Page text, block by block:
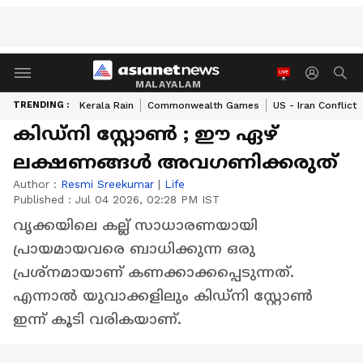
MALAYALAM
TRENDING : Kerala Rain Commonwealth Games US - Iran Conflict
കിഡ്‌നി സ്റ്റോൺ ; ഈ ഏഴ്
ലക്ഷണങ്ങൾ അവ​ഗണിക്കരുത്
Author : Resmi Sreekumar | Life
Published : Jul 04 2026, 02:28 PM IST
വൃക്കയിലെ കല്ല് സാധാരണയായി
പ്രായമായവരെ ബാധിക്കുന്ന ഒരു
പ്രശ്നമായാണ് കണക്കാക്കപ്പെടുന്നത്.
എന്നാൽ യുവാക്കളിലും കിഡ്നി സ്റ്റോൺ
ഇന്ന് കൂടി വരികയാണ്.